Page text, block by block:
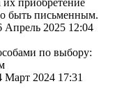
быть письменным.
Апрель 2025 12:04
по выбору:
Март 2024 17:31